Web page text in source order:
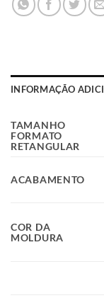
INFORMAÇÃO
TAMANHO
FORMATO
RETANGULAR
ACABAMENTO
COR DA
MOLDURA